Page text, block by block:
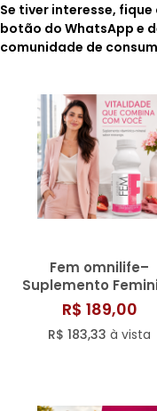
RESPIRAÇÃO LIVRE
SAÚDE OCULAR
SAÚDE DIGESTIVA
Se tiver interesse,
botão do WhatsApp e
comunidade de
Fem omnilife–
Suplemento
para Energia,
Disposição e Vigor
R$ 189,00
R$ 183,33 à vista